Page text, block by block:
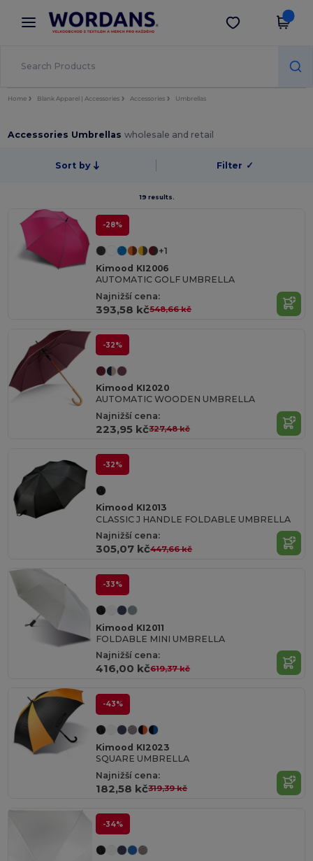
× Aplikace Wordans
Lepší ceny v aplikaci!
Stáhnout app
Home Blank Apparel | Accessories Accessories Umbrellas
Accessories Umbrellaswholesale and retail
Sort by Filter ✓
19 results.
-28%
+1
Kimood KI2006
AUTOMATIC GOLF UMBRELLA
Najnižší cena:
393,58 kč548,66 kč
-32%
Kimood KI2020
AUTOMATIC WOODEN UMBRELLA
Najnižší cena:
223,95 kč327,48 kč
-32%
Kimood KI2013
CLASSIC J HANDLE FOLDABLE UMBRELLA
Najnižší cena:
305,07 kč447,66 kč
-33%
Kimood KI2011
FOLDABLE MINI UMBRELLA
Najnižší cena:
416,00 kč619,37 kč
-43%
Kimood KI2023
SQUARE UMBRELLA
Najnižší cena:
182,58 kč319,39 kč
-34%